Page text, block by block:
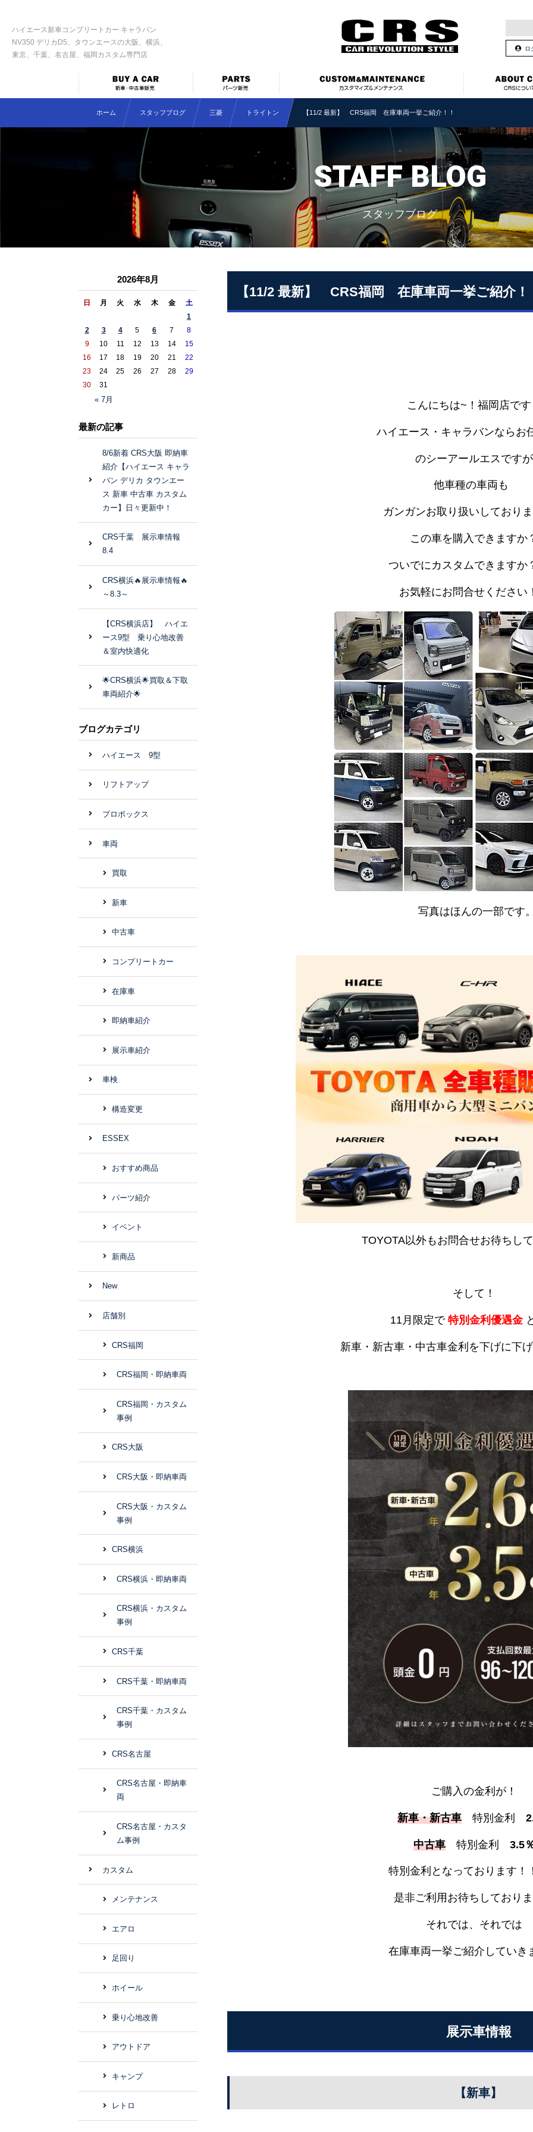
ハイエース新車コンプリートカー キャラバン
NV350 デリカD5、タウンエースの大阪、横浜、
東京、千葉、名古屋、福岡カスタム専門店
ロ
ホーム スタッフブログ 三菱 トライトン 【11/2 最新】 CRS福岡 在庫車両一挙ご紹介！！
STAFF BLOG
スタッフブログ
【11/2 最新】 CRS福岡 在庫車両一挙ご紹介！
こんにちは~！福岡店で
ハイエース・キャラバンならお
のシーアールエスですが
他車種の車両も
ガンガンお取り扱いしており
この車を購入できますか
ついでにカスタムできますか
お気軽にお問合せください
写真はほんの一部です
TOYOTA以外もお問合せお待ちし
そして！
11月限定で 特別金利優遇金
新車・新古車・中古車金利を下げに下
ご購入の金利が！
新車・新古車特別金利
中古車 特別金利 3.5
特別金利となっております！
是非ご利用お待ちしており
それでは、それでは
在庫車両一挙ご紹介していき
展示車情報
【新車】
2026年8月
日 月 火 水 木 金 土
« 7月
1
2
3 4 5 6 7
8
9
10 11 12 13 14
15
16
17 18 19 20 21
22
23
24 25 26 27 28
29
30
31
最新の記事
8/6新着 CRS大阪 即納車
紹介【ハイエース キャラ
バン デリカ タウンエー
ス 新車 中古車 カスタム
カー】日々更新中！
CRS千葉 展示車情報
8.4
CRS横浜🔥展示車情報🔥
～8.3～
【CRS横浜店】 ハイエ
ース9型 乗り心地改善
＆室内快適化
🌟CRS横浜🌟買取＆下取
車両紹介🌟
ブログカテゴリ
ハイエース 9型
リフトアップ
プロボックス
車両
買取
新車
中古車
コンプリートカー
在庫車
即納車紹介
展示車紹介
車検
構造変更
ESSEX
おすすめ商品
パーツ紹介
イベント
新商品
New
店舗別
CRS福岡
CRS福岡・即納車両
CRS福岡・カスタム
事例
CRS大阪
CRS大阪・即納車両
CRS大阪・カスタム
事例
CRS横浜
CRS横浜・即納車両
CRS横浜・カスタム
事例
CRS千葉
CRS千葉・即納車両
CRS千葉・カスタム
事例
CRS名古屋
CRS名古屋・即納車
両
CRS名古屋・カスタ
ム事例
カスタム
メンテナンス
エアロ
足回り
ホイール
乗り心地改善
アウトドア
キャンプ
レトロ